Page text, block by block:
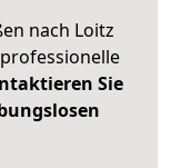
nach Loitz
Sie